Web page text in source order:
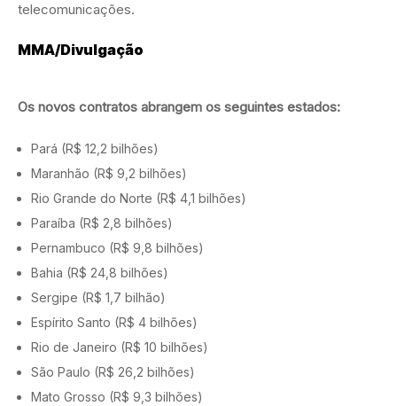
telecomunicações.
MMA/Divulgação
Os novos contratos abrangem os seguintes estados:
Pará (R$ 12,2 bilhões)
Maranhão (R$ 9,2 bilhões)
Rio Grande do Norte (R$ 4,1 bilhões)
Paraíba (R$ 2,8 bilhões)
Pernambuco (R$ 9,8 bilhões)
Bahia (R$ 24,8 bilhões)
Sergipe (R$ 1,7 bilhão)
Espírito Santo (R$ 4 bilhões)
Rio de Janeiro (R$ 10 bilhões)
São Paulo (R$ 26,2 bilhões)
Mato Grosso (R$ 9,3 bilhões)